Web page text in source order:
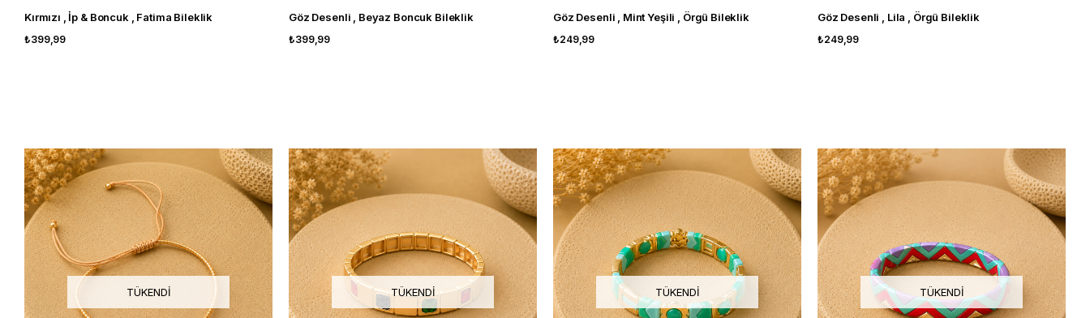
Kırmızı , İp & Boncuk , Fatima Bileklik
₺399,99
Göz Desenli , Beyaz Boncuk Bileklik
₺399,99
Göz Desenli , Mint Yeşili , Örgü Bileklik
₺249,99
Göz Desenli , Lila , Örgü Bileklik
₺249,99
TÜKENDI TÜKENDI TÜKENDI TÜKENDI